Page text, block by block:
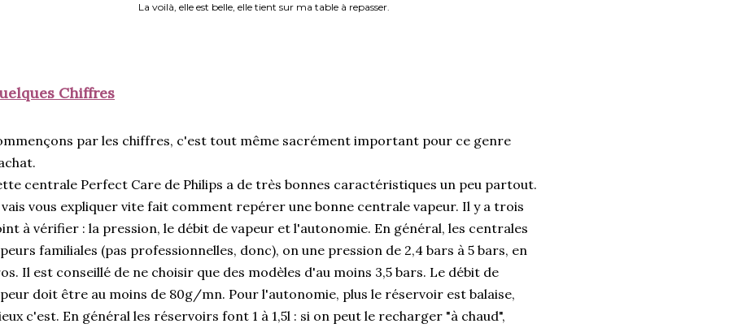
La voilà, elle est belle, elle tient sur ma table à repasser.
Chiffres
par les chiffres, c'est tout même sacrément important pour ce genre
centrale Perfect Care de Philips a de très bonnes caractéristiques un peu partout.
vais vous expliquer vite fait comment repérer une bonne centrale vapeur. Il y a trois
à vérifier : la pression, le débit de vapeur et l'autonomie. En général, les centrales
familiales (pas professionnelles, donc), on une pression de 2,4 bars à 5 bars, en
Il est conseillé de ne choisir que des modèles d'au moins 3,5 bars. Le débit de
doit être au moins de 80g/mn. Pour l'autonomie, plus le réservoir est balaise,
c'est. En général les réservoirs font 1 à 1,5l : si on peut le recharger "à chaud",